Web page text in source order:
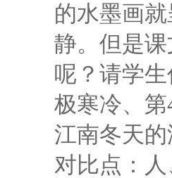
的水墨画
静。但是
呢？请学
极寒冷、第
江南冬天
对比点：